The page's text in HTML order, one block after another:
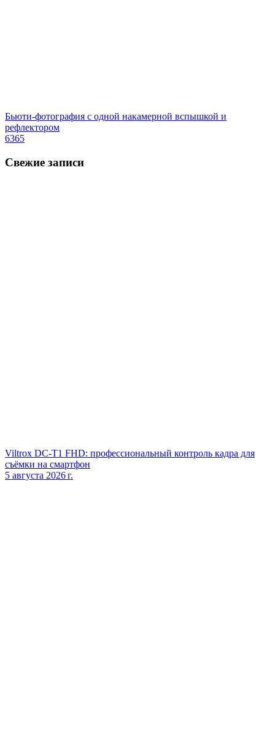
Бьюти-фотография с одной накамерной вспышкой и
рефлектором
6365
Свежие записи
Viltrox DC‑T1 FHD: профессиональный контроль кадра для
съёмки на смартфон
5 августа 2026 г.